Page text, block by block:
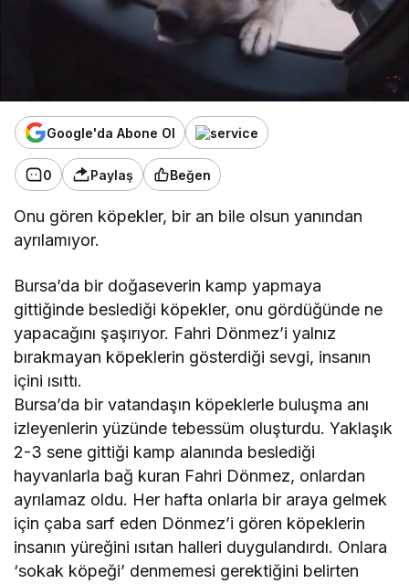
Google'da Abone Ol
0 Paylaş Beğen
Onu gören köpekler, bir an bile olsun yanından
ayrılamıyor.
Bursa’da bir doğaseverin kamp yapmaya
gittiğinde beslediği köpekler, onu gördüğünde ne
yapacağını şaşırıyor. Fahri Dönmez’i yalnız
bırakmayan köpeklerin gösterdiği sevgi, insanın
içini ısıttı.
Bursa’da bir vatandaşın köpeklerle buluşma anı
izleyenlerin yüzünde tebessüm oluşturdu. Yaklaşık
2-3 sene gittiği kamp alanında beslediği
hayvanlarla bağ kuran Fahri Dönmez, onlardan
ayrılamaz oldu. Her hafta onlarla bir araya gelmek
için çaba sarf eden Dönmez’i gören köpeklerin
insanın yüreğini ısıtan halleri duygulandırdı. Onlara
‘sokak köpeği’ denmemesi gerektiğini belirten